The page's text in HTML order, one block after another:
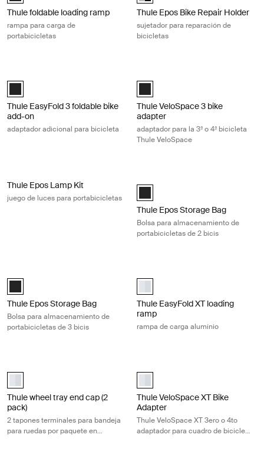
Thule foldable loading ramp
rampa para carga de
portabicicletas
Thule Epos Bike Repair Holder
sujetador para reparación de
bicicletas
Thule EasyFold 3 foldable bike add-on Negro (selected)
Thule EasyFold 3 foldable bike
add-on
adaptador adicional para bicicleta
Thule VeloSpace 3 bike adapter
Thule VeloSpace 3 bike
adapter
adaptador para la 3ª o 4ª bicicleta
Thule VeloSpace
Thule Epos Lamp Kit
juego de luces para portabicicletas
Black (selected)
Thule Epos Storage Bag
Bolsa para almacenamiento de
portabicicletas de 2 bicis
Black (selected)
Thule Epos Storage Bag
Bolsa para almacenamiento de
portabicicletas de 3 bicis
Thule EasyFold XT loading ramp
Thule EasyFold XT loading
ramp
rampa de carga aluminio
aluminium (selected)
Thule wheel tray end cap (2
pack)
2 tapones terminales para bandeja
para ruedas por paquete en
Thule VeloSpace XT Bike
Thule VeloSpace XT Bike
Adapter
Thule VeloSpace XT 3ero o 4to
adaptador para cuadro de bicicleta